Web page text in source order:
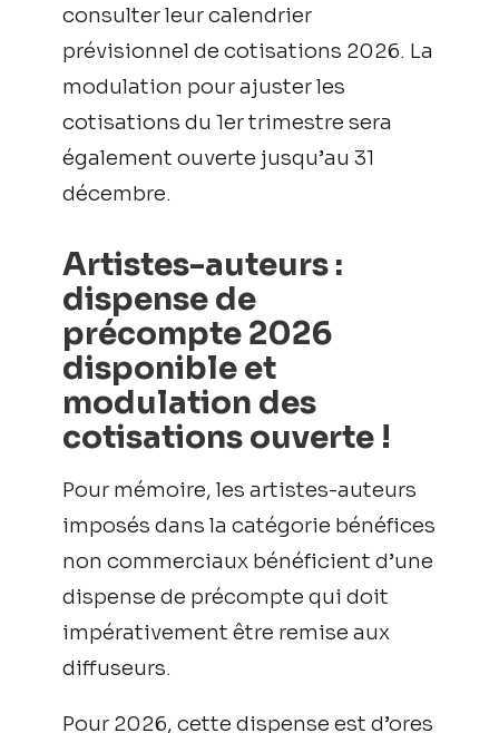
consulter leur calendrier
prévisionnel de cotisations 2026. La
modulation pour ajuster les
cotisations du 1er trimestre sera
également ouverte jusqu’au 31
décembre.
Artistes-auteurs :
dispense de
précompte 2026
disponible et
modulation des
cotisations ouverte !
Pour mémoire, les artistes-auteurs
imposés dans la catégorie bénéfices
non commerciaux bénéficient d’une
dispense de précompte qui doit
impérativement être remise aux
diffuseurs.
Pour 2026, cette dispense est d’ores